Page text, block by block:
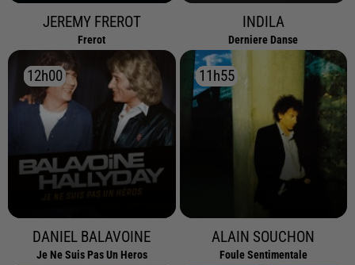
JEREMY FREROT
Frerot
INDILA
Derniere Danse
12h00
12h00
DANIEL BALAVOINE
Je Ne Suis Pas Un Heros
11h55
11h55
ALAIN SOUCHON
Foule Sentimentale